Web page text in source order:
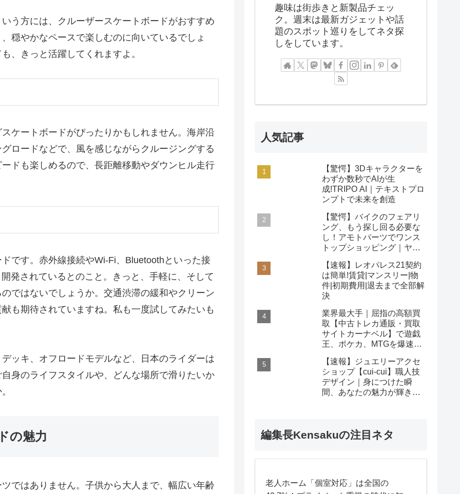
う方には、クルーザースケートボードがおすすめ
穏やかなペースで楽しむのに向いているでしょ
、きっと活躍してくれますよ。
ケートボードがぴったりかもしれません。海岸沿
ロードなどで、風を感じながらクルージングする
ドも楽しめるので、長距離移動やダウンヒル走行
です。赤外線接続やWi-Fi、Bluetoothといった接
発されているとのこと。きっと、手軽に、そして
ではないでしょうか。交通渋滞の緩和やクリーン
も期待されていますね。私も一度試してみたいも
ッキ、オフロードモデルなど、日本のライダーは
身のライフスタイルや、どんな場所で滑りたいか
の魅力
ではありません。子供から大人まで、幅広い年齢
趣味は街歩きと新製品チェッ
ク。週末は最新ガジェットや話
題のスポット巡りをしてネタ探
しをしています。
人気記事
【驚愕】3Dキャラクターを
わずか数秒でAIが生
成!TRIPO AI｜テキストプロ
ンプトで未来を創造
【驚愕】バイクのフェアリ
ング、もう探し回る必要な
し！アモトパーツでワンス
トップショッピング｜ヤマ
【速報】レオパレス21契約
は簡単!賃貸|マンスリー|物
件|初期費用|退去まで全部解
決
業界最大手｜屈指の高額買
取【中古トレカ通販・買取
サイトカーナベル】で遊戯
王、ポケカ、MTGを爆速査
【速報】ジュエリーアクセ
ショップ【cui-cui】職人技
デザイン｜身につけた瞬
間、あなたの魅力が輝き出
編集長Kensakuの注目ネタ
老人ホーム「個室対応」は全国の